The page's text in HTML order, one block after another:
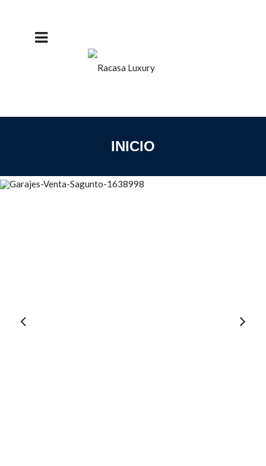
INICIO
DETALLES
GARAJE EN PUERTO DE